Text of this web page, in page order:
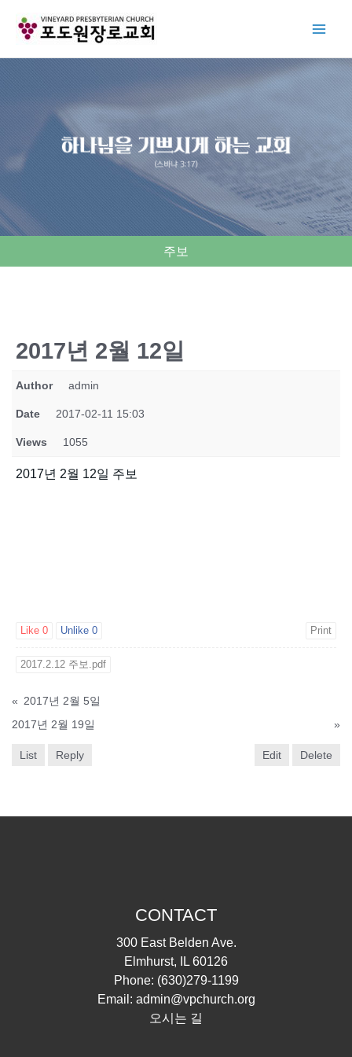
주보
2017년 2월 12일
Author admin
Date 2017-02-11 15:03
Views 1055
2017년 2월 12일 주보
Like 0 Unlike 0 Print
2017.2.12 주보.pdf
« 2017년 2월 5일
2017년 2월 19일
»
List Reply Edit Delete
CONTACT
300 East Belden Ave.
Elmhurst, IL 60126
Phone: (630)279-1199
Email: admin@vpchurch.org
오시는 길